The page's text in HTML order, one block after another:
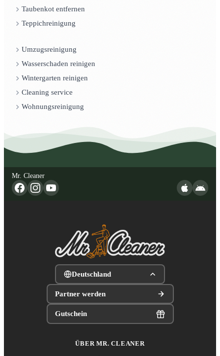
Taubenkot entfernen
Teppichreinigung
Umzugsreinigung
Wasserschaden reinigen
Wintergarten reinigen
Cleaning service
Wohnungsreinigung
Mr. Cleaner
Deutschland
Partner werden
Gutschein
ÜBER MR. CLEANER